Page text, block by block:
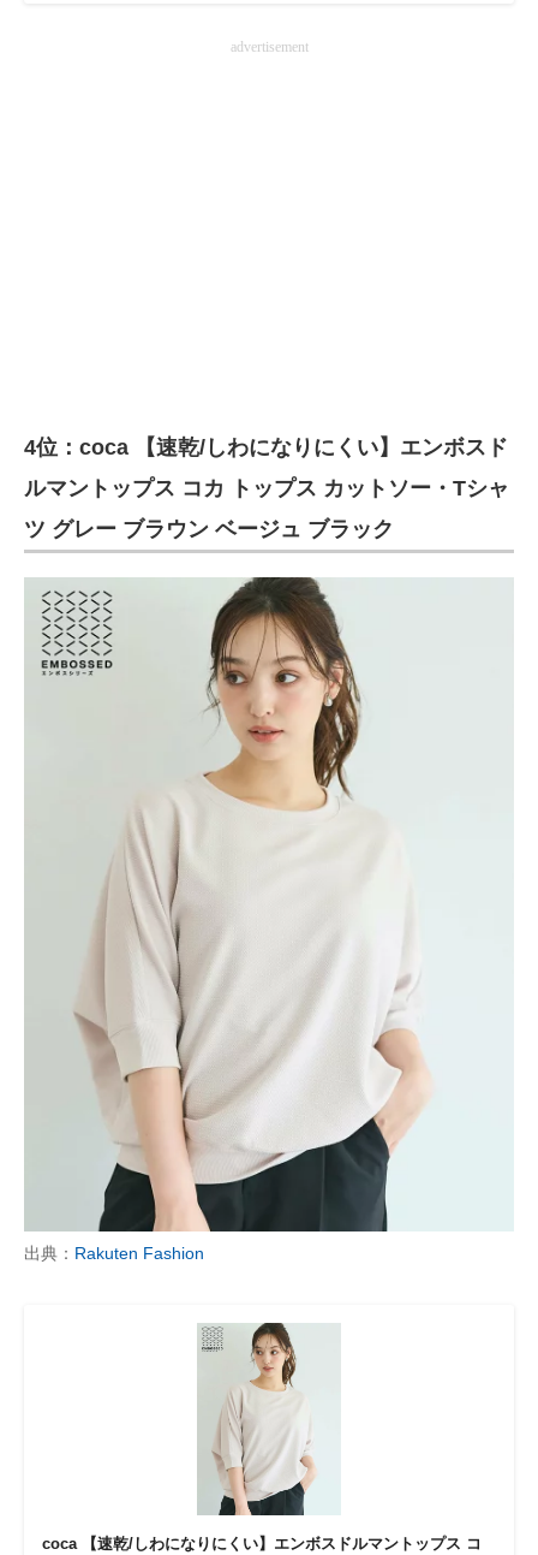
advertisement
4位：coca 【速乾/しわになりにくい】エンボスド
ルマントップス コカ トップス カットソー・Tシャ
ツ グレー ブラウン ベージュ ブラック
出典： Rakuten Fashion
coca 【速乾/しわになりにくい】エンボスドルマントップス コ